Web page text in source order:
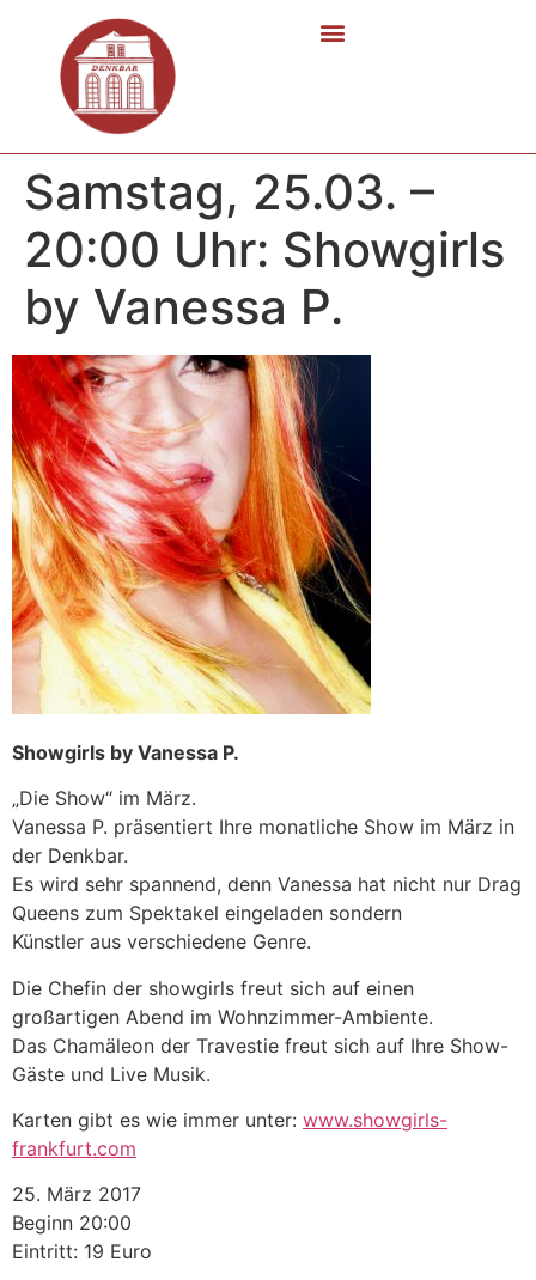
Samstag, 25.03. –
20:00 Uhr: Showgirls
by Vanessa P.
Showgirls by Vanessa P.
„Die Show“ im März.
Vanessa P. präsentiert Ihre monatliche Show im März in
der Denkbar.
Es wird sehr spannend, denn Vanessa hat nicht nur Drag
Queens zum Spektakel eingeladen sondern
Künstler aus verschiedene Genre.
Die Chefin der showgirls freut sich auf einen
großartigen Abend im Wohnzimmer-Ambiente.
Das Chamäleon der Travestie freut sich auf Ihre Show-
Gäste und Live Musik.
Karten gibt es wie immer unter: www.showgirls-
frankfurt.com
25. März 2017
Beginn 20:00
Eintritt: 19 Euro